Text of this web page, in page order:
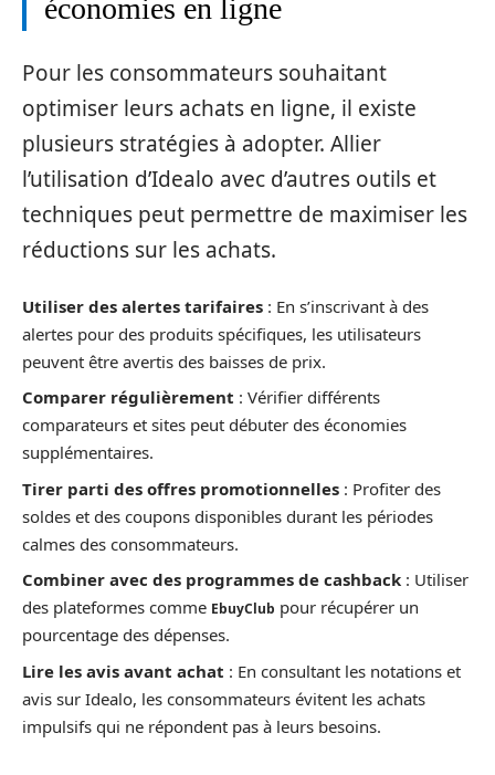
économies en ligne
Pour les consommateurs souhaitant
optimiser leurs achats en ligne, il existe
plusieurs stratégies à adopter. Allier
l’utilisation d’Idealo avec d’autres outils et
techniques peut permettre de maximiser les
réductions sur les achats.
Utiliser des alertes tarifaires : En s’inscrivant à des
alertes pour des produits spécifiques, les utilisateurs
peuvent être avertis des baisses de prix.
Comparer régulièrement : Vérifier différents
comparateurs et sites peut débuter des économies
supplémentaires.
Tirer parti des offres promotionnelles : Profiter des
soldes et des coupons disponibles durant les périodes
calmes des consommateurs.
Combiner avec des programmes de cashback : Utiliser
des plateformes comme EbuyClub pour récupérer un
pourcentage des dépenses.
Lire les avis avant achat : En consultant les notations et
avis sur Idealo, les consommateurs évitent les achats
impulsifs qui ne répondent pas à leurs besoins.